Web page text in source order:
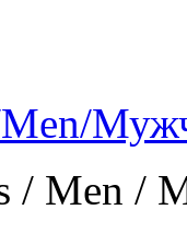
Men/
/ Men /